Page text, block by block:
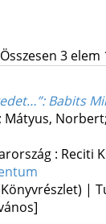
Összesen 3
: Babits
Mátyus,
: Reciti
|